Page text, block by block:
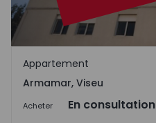
Armamar, Viseu
Appartement
Armamar, Viseu
Acheter En consultation